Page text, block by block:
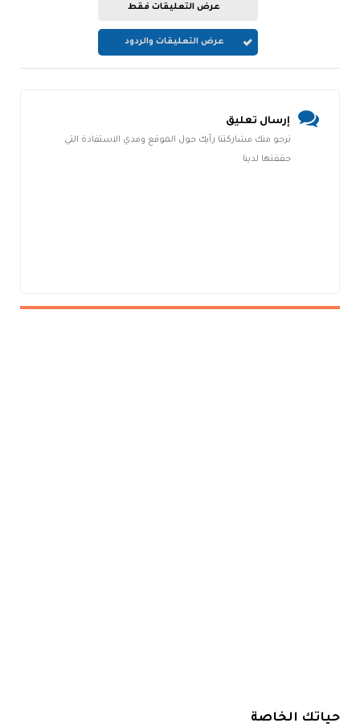
عرض التعليقات فقط
عرض التعليقات والردود
إرسال تعليق
نرجو منك مشاركتنا رأيك حول الموقع ومدي الاستفادة التي
حققتها لدينا
حياتك الخاصة